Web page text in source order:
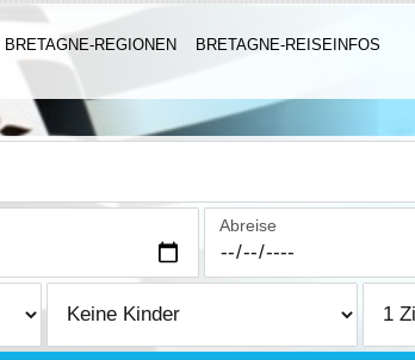
BRETAGNE-REGIONEN
BRETAGNE-REISEINFOS
Abreise